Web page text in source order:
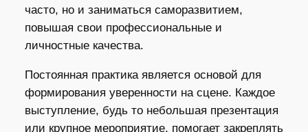
часто, но и заниматься саморазвитием,
повышая свои профессиональные и
личностные качества.
Постоянная практика является основой для
формирования уверенности на сцене. Каждое
выступление, будь то небольшая презентация
или крупное мероприятие, помогает закреплять